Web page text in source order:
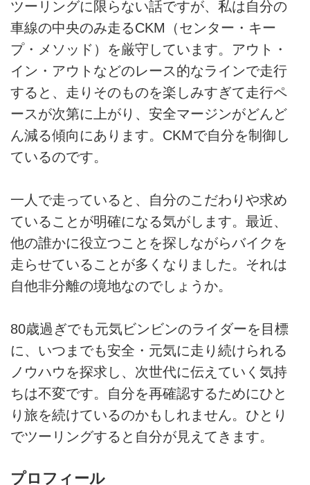
ツーリングに限らない話ですが、私は自分の
車線の中央のみ走るCKM（センター・キー
プ・メソッド）を厳守しています。アウト・
イン・アウトなどのレース的なラインで走行
すると、走りそのものを楽しみすぎて走行ペ
ースが次第に上がり、安全マージンがどんど
ん減る傾向にあります。CKMで自分を制御し
ているのです。
一人で走っていると、自分のこだわりや求め
ていることが明確になる気がします。最近、
他の誰かに役立つことを探しながらバイクを
走らせていることが多くなりました。それは
自他非分離の境地なのでしょうか。
80歳過ぎでも元気ビンビンのライダーを目標
に、いつまでも安全・元気に走り続けられる
ノウハウを探求し、次世代に伝えていく気持
ちは不変です。自分を再確認するためにひと
り旅を続けているのかもしれません。ひとり
でツーリングすると自分が見えてきます。
プロフィール